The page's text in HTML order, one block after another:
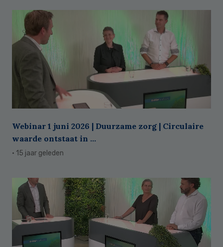
Webinar 1 juni 2026 | Duurzame zorg | Circulaire
waarde ontstaat in ...
· 15 jaar geleden